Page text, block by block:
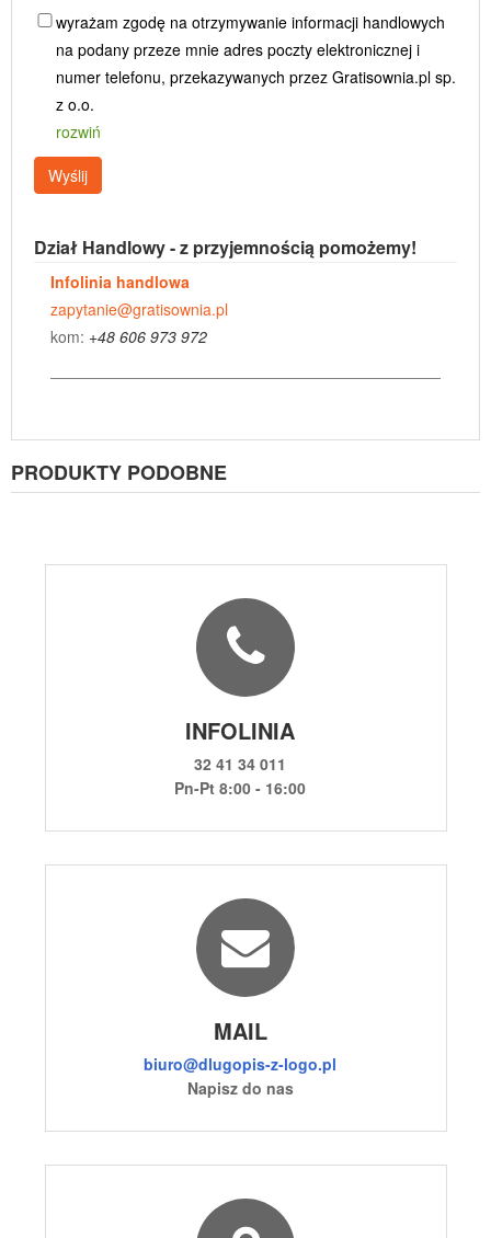
wyrażam zgodę na otrzymywanie informacji handlowych
na podany przeze mnie adres poczty elektronicznej i
numer telefonu, przekazywanych przez Gratisownia.pl sp.
z o.o.
rozwiń
Wyślij
Dział Handlowy - z przyjemnością pomożemy!
Infolinia handlowa
zapytanie@gratisownia.pl
kom: +48 606 973 972
PRODUKTY PODOBNE
INFOLINIA
32 41 34 011
Pn-Pt 8:00 - 16:00
MAIL
biuro@dlugopis-z-logo.pl
Napisz do nas